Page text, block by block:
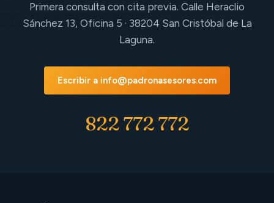
Primera consulta con cita previa. Calle Heraclio
Sánchez 13, Oficina 5 · 38204 San Cristóbal de La
Laguna.
Escribir a info@padronasesores.com
822 772 772